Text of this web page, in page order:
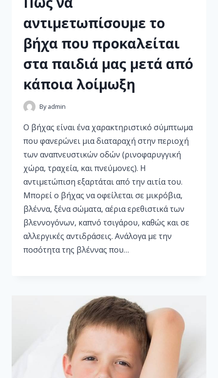
αντιμετωπίσουμε το
βήχα που προκαλείται
στα παιδιά μας μετά από
κάποια λοίμωξη
By admin
Ο βήχας είναι ένα χαρακτηριστικό σύμπτωμα
που φανερώνει μια διαταραχή στην περιοχή
των αναπνευστικών οδών (ρινοφαρυγγική
χώρα, τραχεία, και πνεύμονες). Η
αντιμετώπιση εξαρτάται από την αιτία του.
Μπορεί ο βήχας να οφείλεται σε μικρόβια,
βλέννα, ξένα σώματα, αέρια ερεθιστικά των
βλεννογόνων, καπνό τσιγάρου, καθώς και σε
αλλεργικές αντιδράσεις. Ανάλογα με την
ποσότητα της βλέννας που…